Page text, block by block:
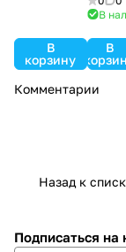
В
корзину
В
В
Комментарии
Назад к
Подписаться на